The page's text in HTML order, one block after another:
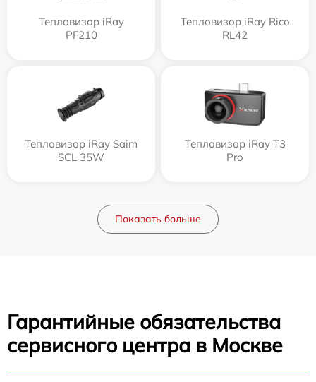
Тепловизор iRay
PF210
Тепловизор iRay Rico
RL42
Тепловизор iRay Saim
SCL 35W
Тепловизор iRay T3
Pro
Показать больше
Гарантийные обязательства
сервисного центра в Москве